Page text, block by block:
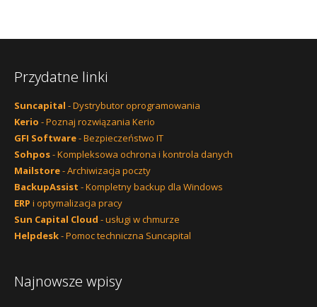
Przydatne linki
Suncapital - Dystrybutor oprogramowania
Kerio - Poznaj rozwiązania Kerio
GFI Software- Bezpieczeństwo IT
Sohpos- Kompleksowa ochrona i kontrola danych
Mailstore- Archiwizacja poczty
BackupAssist - Kompletny backup dla Windows
ERP i optymalizacja pracy
Sun Capital Cloud - usługi w chmurze
Helpdesk- Pomoc techniczna Suncapital
Najnowsze wpisy